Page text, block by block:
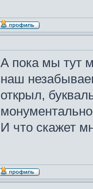
А пока мы тут
наш
открыл,
И что скажет